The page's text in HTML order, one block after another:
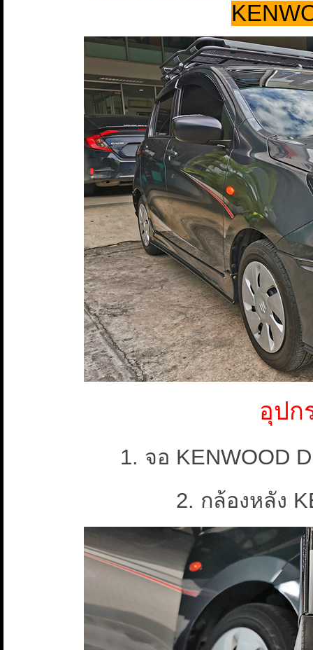
อุปก
1. จอ KENWOOD
2. กล้องหลัง